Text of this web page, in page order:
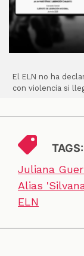
El ELN no ha
con violencia si
TAGS:
Juliana
Alias
ELN